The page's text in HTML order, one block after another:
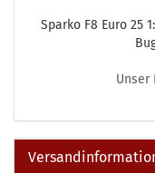
Sparko F8 Euro 25
Unser